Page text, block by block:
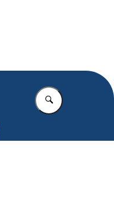
Vul in wat u